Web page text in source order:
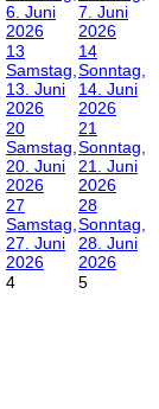
6. Juni
2026
7. Juni
2026
13
Samstag,
13. Juni
2026
14
Sonntag,
14. Juni
2026
20
Samstag,
20. Juni
2026
21
Sonntag,
21. Juni
2026
27
Samstag,
27. Juni
2026
28
Sonntag,
28. Juni
2026
4 5